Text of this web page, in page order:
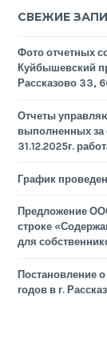
СВЕЖИЕ
Фото отчетных
Куйбышевский
Рассказово 33,
Отчеты
выполненных за
31.12.2025г.
График
Предложение
строке
для
Постановление
годов в г.